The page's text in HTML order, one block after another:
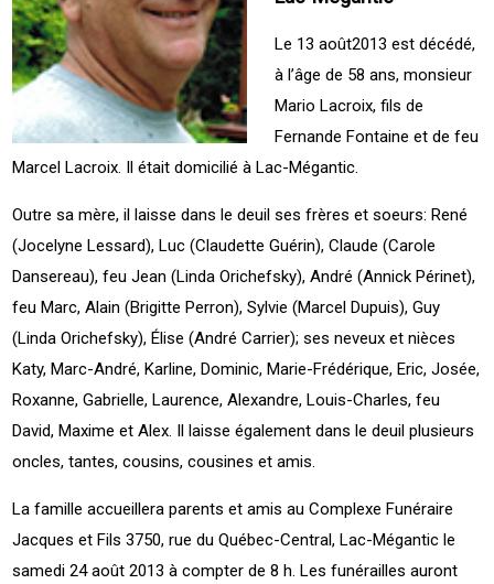
Le 13 août2013 est décédé,
à l’âge de 58 ans, monsieur
Mario Lacroix, fils de
Fernande Fontaine et de feu
Marcel Lacroix. Il était domicilié à Lac-Mégantic.
Outre sa mère, il laisse dans le deuil ses frères et soeurs: René
(Jocelyne Lessard), Luc (Claudette Guérin), Claude (Carole
Dansereau), feu Jean (Linda Orichefsky), André (Annick Périnet),
feu Marc, Alain (Brigitte Perron), Sylvie (Marcel Dupuis), Guy
(Linda Orichefsky), Élise (André Carrier); ses neveux et nièces
Katy, Marc-André, Karline, Dominic, Marie-Frédérique, Eric, Josée,
Roxanne, Gabrielle, Laurence, Alexandre, Louis-Charles, feu
David, Maxime et Alex. Il laisse également dans le deuil plusieurs
oncles, tantes, cousins, cousines et amis.
La famille accueillera parents et amis au Complexe Funéraire
Jacques et Fils 3750, rue du Québec-Central, Lac-Mégantic le
samedi 24 août 2013 à compter de 8 h. Les funérailles auront